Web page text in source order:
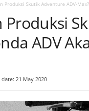
Produksi Skutik Adventure ADV-
Produksi
ADV
21 May 2020